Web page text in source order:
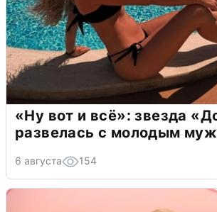
«Ну вот и всё»: звезда
развелась с молодым
6 августа 154